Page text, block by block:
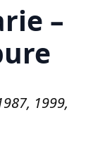
–
1999,